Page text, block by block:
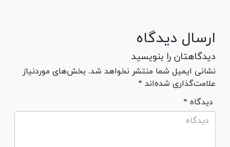
ارسال دیدگاه
دیدگاهتان را بنویسید
نشانی ایمیل شما منتشر نخواهد شد. بخش‌های موردنیاز
علامت‌گذاری شده‌اند *
* دیدگاه